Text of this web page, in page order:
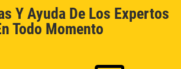
Y Ayuda De Los Expertos
Todo Momento